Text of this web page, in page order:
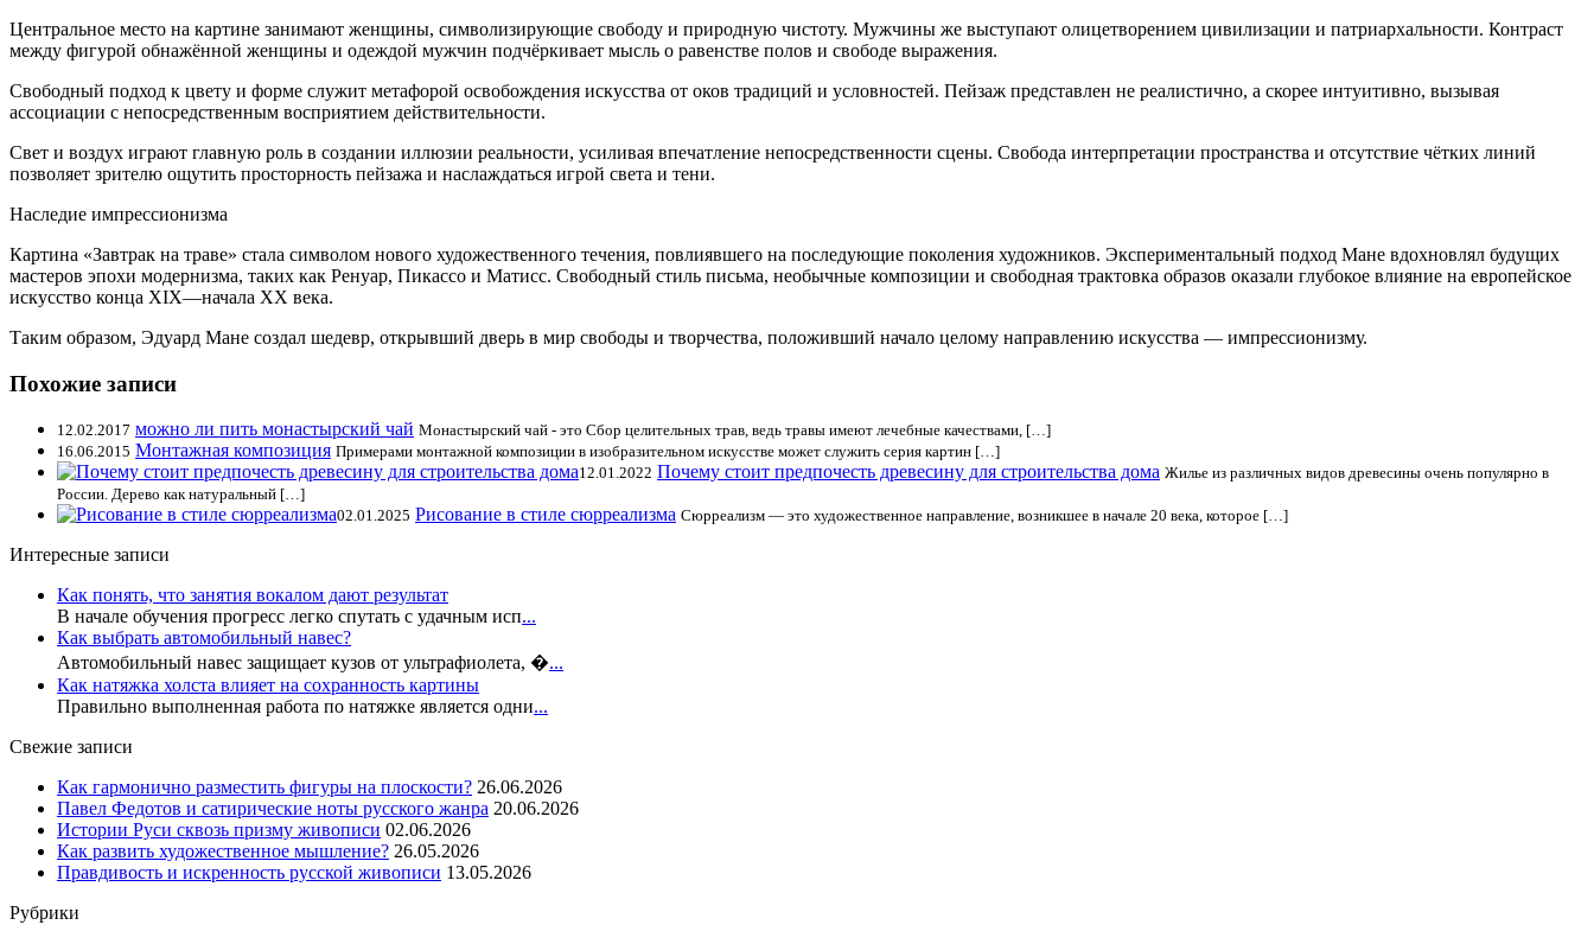
Центральное место на картине занимают женщины, символизирующие свободу и природную чистоту. Мужчины же выступают олицетворением цивилизации и патриархальности. Контраст
между фигурой обнажённой женщины и одеждой мужчин подчёркивает мысль о равенстве полов и свободе выражения.
Свободный подход к цвету и форме служит метафорой освобождения искусства от оков традиций и условностей. Пейзаж представлен не реалистично, а скорее интуитивно, вызывая
ассоциации с непосредственным восприятием действительности.
Свет и воздух играют главную роль в создании иллюзии реальности, усиливая впечатление непосредственности сцены. Свобода интерпретации пространства и отсутствие чётких линий
позволяет зрителю ощутить просторность пейзажа и наслаждаться игрой света и тени.
Наследие импрессионизма
Картина «Завтрак на траве» стала символом нового художественного течения, повлиявшего на последующие поколения художников. Экспериментальный подход Мане вдохновлял будущих
мастеров эпохи модернизма, таких как Ренуар, Пикассо и Матисс. Свободный стиль письма, необычные композиции и свободная трактовка образов оказали глубокое влияние на европейское
искусство конца XIX—начала XX века.
Таким образом, Эдуард Мане создал шедевр, открывший дверь в мир свободы и творчества, положивший начало целому направлению искусства — импрессионизму.
Похожие записи
12.02.2017 можно ли пить монастырский чай Монастырский чай - это Сбор целительных трав, ведь травы имеют лечебные качествами, […]
16.06.2015 Монтажная композиция Примерами монтажной композиции в изобразительном искусстве может служить серия картин […]
12.01.2022 Почему стоит предпочесть древесину для строительства дома Жилье из различных видов древесины очень популярно в
России. Дерево как натуральный […]
02.01.2025 Рисование в стиле сюрреализма Сюрреализм — это художественное направление, возникшее в начале 20 века, которое […]
Интересные записи
Как понять, что занятия вокалом дают результат
В начале обучения прогресс легко спутать с удачным исп...
Как выбрать автомобильный навес?
Автомобильный навес защищает кузов от ультрафиолета, �...
Как натяжка холста влияет на сохранность картины
Правильно выполненная работа по натяжке является одни...
Свежие записи
Как гармонично разместить фигуры на плоскости? 26.06.2026
Павел Федотов и сатирические ноты русского жанра 20.06.2026
Истории Руси сквозь призму живописи 02.06.2026
Как развить художественное мышление? 26.05.2026
Правдивость и искренность русской живописи 13.05.2026
Рубрики